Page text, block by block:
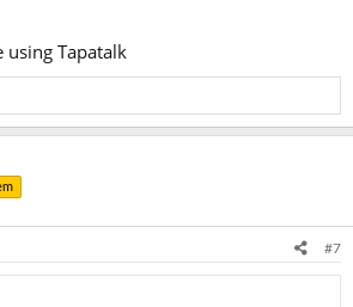
using Tapatalk
#7